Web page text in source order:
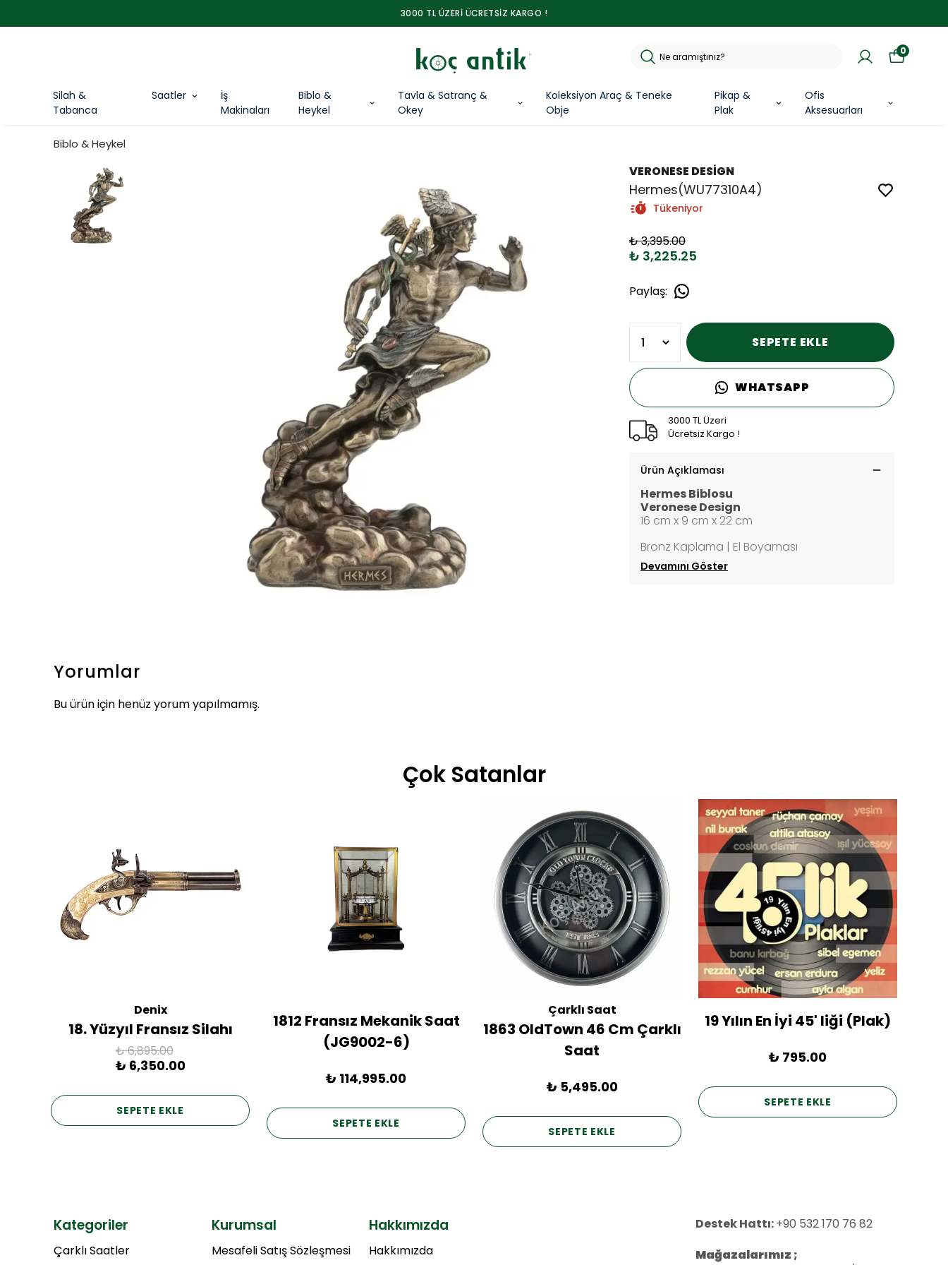
3000 TL ÜZERİ ÜCRETSİZ KARGO !
Silah &
Tabanca
Saatler
İş
Makinaları
Biblo &
Heykel
Tavla & Satranç &
Okey
Koleksiyon Araç & Teneke
Obje
Pikap &
Plak
Ofis
Aksesuarları
0
Biblo & Heykel
VERONESE DESİGN
Hermes(WU77310A4)
Tükeniyor
₺ 3,395.00
₺ 3,225.25
Paylaş:
SEPETE EKLE
WHATSAPP
3000 TL Üzeri
Ücretsiz Kargo !
Ürün Açıklaması
Hermes Biblosu
Veronese Design
16 cm x 9 cm x 22 cm
Bronz Kaplama | El Boyaması
Devamını Göster
Yorumlar
Bu ürün için henüz yorum yapılmamış.
Çok Satanlar
Denix
18. Yüzyıl Fransız Silahı
₺ 6,895.00
₺ 6,350.00
SEPETE EKLE
1812 Fransız Mekanik Saat
(JG9002-6)
₺ 114,995.00
SEPETE EKLE
Çarklı Saat
1863 OldTown 46 Cm Çarklı
Saat
₺ 5,495.00
SEPETE EKLE
19 Yılın En İyi 45' liği (Plak)
₺ 795.00
SEPETE EKLE
Kategoriler
Çarklı Saatler
Kurumsal
Mesafeli Satış Sözleşmesi
Hakkımızda
Hakkımızda
Destek Hattı:+90 532 170 76 82
Mağazalarımız ;